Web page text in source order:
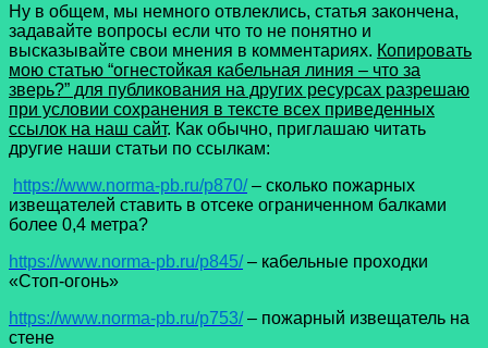
Ну в общем, мы немного отвлеклись, статья закончена,
задавайте вопросы если что то не понятно и
высказывайте свои мнения в комментариях. Копировать
мою статью “огнестойкая кабельная линия – что за
зверь?” для публикования на других ресурсах разрешаю
при условии сохранения в тексте всех приведенных
ссылок на наш сайт. Как обычно, приглашаю читать
другие наши статьи по ссылкам:
https://www.norma-pb.ru/p870/– сколько пожарных
извещателей ставить в отсеке ограниченном балками
более 0,4 метра?
https://www.norma-pb.ru/p845/– кабельные проходки
«Стоп-огонь»
https://www.norma-pb.ru/p753/– пожарный извещатель на
стене